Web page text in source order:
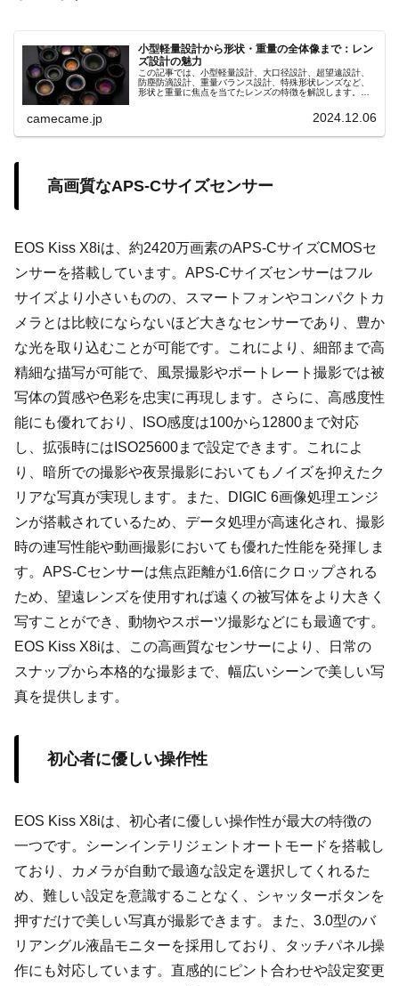
小型軽量設計から形状・重量の全体像まで：レン
ズ設計の魅力
この記事では、小型軽量設計、大口径設計、超望遠設計、
防塵防滴設計、重量バランス設計、特殊形状レンズなど、
形状と重量に焦点を当てたレンズの特徴を解説します。撮
camecame.jp 2024.12.06
高画質なAPS-Cサイズセンサー
EOS Kiss X8iは、約2420万画素のAPS-CサイズCMOSセ
ンサーを搭載しています。APS-Cサイズセンサーはフル
サイズより小さいものの、スマートフォンやコンパクトカ
メラとは比較にならないほど大きなセンサーであり、豊か
な光を取り込むことが可能です。これにより、細部まで高
精細な描写が可能で、風景撮影やポートレート撮影では被
写体の質感や色彩を忠実に再現します。さらに、高感度性
能にも優れており、ISO感度は100から12800まで対応
し、拡張時にはISO25600まで設定できます。これによ
り、暗所での撮影や夜景撮影においてもノイズを抑えたク
リアな写真が実現します。また、DIGIC 6画像処理エンジ
ンが搭載されているため、データ処理が高速化され、撮影
時の連写性能や動画撮影においても優れた性能を発揮しま
す。APS-Cセンサーは焦点距離が1.6倍にクロップされる
ため、望遠レンズを使用すれば遠くの被写体をより大きく
写すことができ、動物やスポーツ撮影などにも最適です。
EOS Kiss X8iは、この高画質なセンサーにより、日常の
スナップから本格的な撮影まで、幅広いシーンで美しい写
真を提供します。
初心者に優しい操作性
EOS Kiss X8iは、初心者に優しい操作性が最大の特徴の
一つです。シーンインテリジェントオートモードを搭載し
ており、カメラが自動で最適な設定を選択してくれるた
め、難しい設定を意識することなく、シャッターボタンを
押すだけで美しい写真が撮影できます。また、3.0型のバ
リアングル液晶モニターを採用しており、タッチパネル操
作にも対応しています。直感的にピント合わせや設定変更